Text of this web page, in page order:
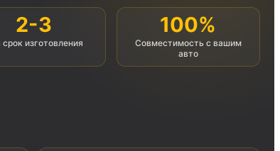
2-3
изготовления
100%
Совместимость с вашим
авто